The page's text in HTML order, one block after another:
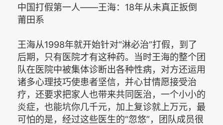
中国打假第一人——王海：18年从未真正扳倒
莆田系
王海从1998年就开始针对“淋必治”打假，到了
后期，只有医院才有这种药。当时王海的整个团
队在医院中被集体诊断出各种性病，对方还运用
诸多心理技巧使患者坚信，并心甘情愿接受治
疗，还要求把家人也带来共同医治，一个小小的
炎症，也能坑你几千元，加上复诊就上万元，最
可怕的是，经过这些医生的“忽悠”，团队成员很